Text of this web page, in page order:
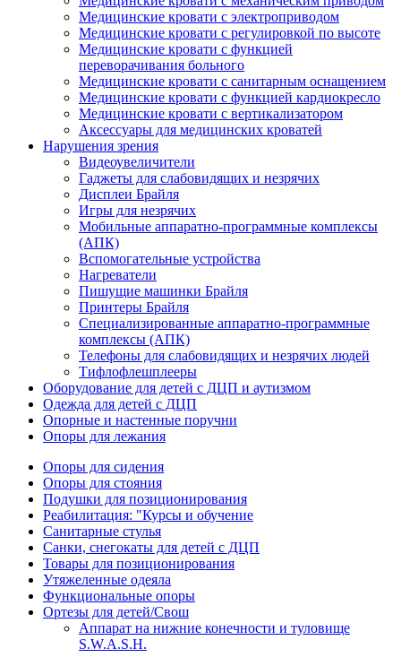
Медицинские кровати с электроприводом
Медицинские кровати с регулировкой по высоте
Медицинские кровати с функцией
переворачивания больного
Медицинские кровати с санитарным оснащением
Медицинские кровати с функцией кардиокресло
Медицинские кровати с вертикализатором
Аксессуары для медицинских кроватей
Нарушения зрения
Видеоувеличители
Гаджеты для слабовидящих и незрячих
Дисплеи Брайля
Игры для незрячих
Мобильные аппаратно-программные комплексы
(АПК)
Вспомогательные устройства
Нагреватели
Пишущие машинки Брайля
Принтеры Брайля
Специализированные аппаратно-программные
комплексы (АПК)
Телефоны для слабовидящих и незрячих людей
Тифлофлешплееры
Оборудование для детей с ДЦП и аутизмом
Одежда для детей с ДЦП
Опорные и настенные поручни
Опоры для лежания
Опоры для сидения
Опоры для стояния
Подушки для позиционирования
Реабилитация: "Курсы и обучение
Санитарные стулья
Санки, снегокаты для детей с ДЦП
Товары для позиционирования
Утяжеленные одеяла
Функциональные опоры
Ортезы для детей/Свош
Аппарат на нижние конечности и туловище
S.W.A.S.H.